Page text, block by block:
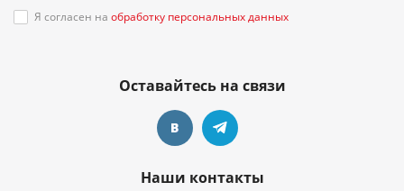
Я согласен на обработку персональных данных
Оставайтесь на связи
Наши контакты